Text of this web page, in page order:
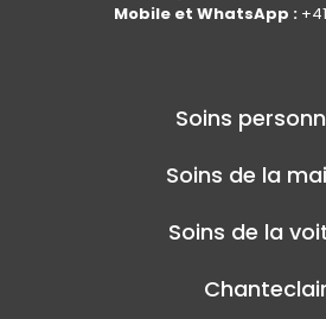
Mobile et WhatsApp :
Soins
Soins de la
Soins de la
Chanteclair